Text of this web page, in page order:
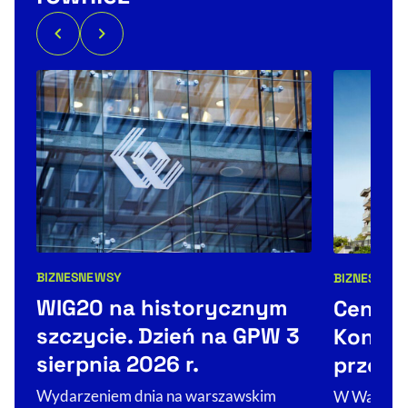
Kategorie artykułu:
BIZNESNEWSY
WIG20 na historycznym
szczycie. Dzień na GPW 3
sierpnia 2026 r.
Wydarzeniem dnia na warszawskim
BIZNES
Ceny
W